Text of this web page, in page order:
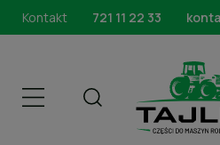
Kontakt 721 11 22 33